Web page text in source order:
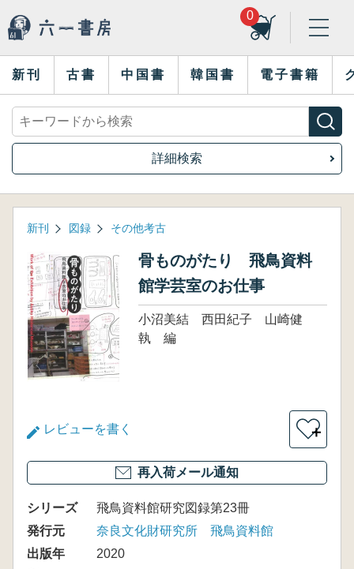
0
新刊 古書 中国書 韓国書 電子書籍
詳細検索
新刊 図録 その他考古
骨ものがたり 飛鳥資料
館学芸室のお仕事
小沼美結 西田紀子 山崎健
執 編
レビューを書く ＋
再入荷メール通知
シリーズ
飛鳥資料館研究図録第23冊
発行元
奈良文化財研究所 飛鳥資料館
出版年
2020